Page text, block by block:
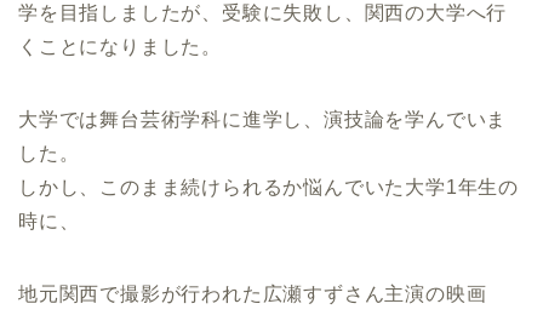
学を目指しましたが、受験に失敗し、関西の大学へ行
くことになりました。
大学では舞台芸術学科に進学し、演技論を学んでいま
した。
しかし、このまま続けられるか悩んでいた大学1年生の
時に、
地元関西で撮影が行われた広瀬すずさん主演の映画